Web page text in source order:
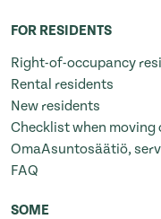
FOR RESIDENTS
Right-of-occupancy
Rental residents
New residents
Checklist when moving
OmaAsuntosäätiö,
FAQ
SOME